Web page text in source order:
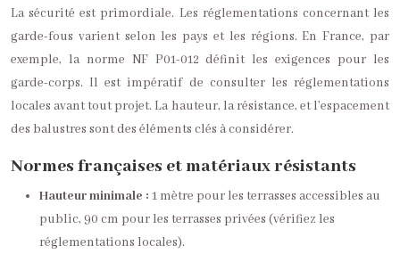
La sécurité est primordiale. Les réglementations concernant les
garde-fous varient selon les pays et les régions. En France, par
exemple, la norme NF P01-012 définit les exigences pour les
garde-corps. Il est impératif de consulter les réglementations
locales avant tout projet. La hauteur, la résistance, et l’espacement
des balustres sont des éléments clés à considérer.
Normes françaises et matériaux résistants
Hauteur minimale : 1 mètre pour les terrasses accessibles au
public, 90 cm pour les terrasses privées (vérifiez les
réglementations locales).